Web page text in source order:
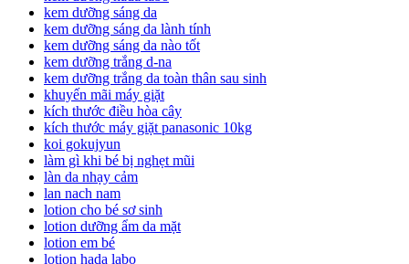
kem dưỡng sáng da
kem dưỡng sáng da lành tính
kem dưỡng sáng da nào tốt
kem dưỡng trắng d-na
kem dưỡng trắng da toàn thân sau sinh
khuyến mãi máy giặt
kích thước điều hòa cây
kích thước máy giặt panasonic 10kg
koi gokujyun
làm gì khi bé bị nghẹt mũi
làn da nhạy cảm
lan nach nam
lotion cho bé sơ sinh
lotion dưỡng ẩm da mặt
lotion em bé
lotion hada labo